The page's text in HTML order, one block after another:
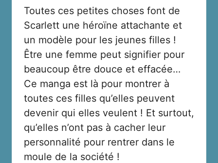
Toutes ces petites choses font de
Scarlett une héroïne attachante et
un modèle pour les jeunes filles !
Être une femme peut signifier pour
beaucoup être douce et effacée…
Ce manga est là pour montrer à
toutes ces filles qu’elles peuvent
devenir qui elles veulent ! Et surtout,
qu’elles n’ont pas à cacher leur
personnalité pour rentrer dans le
moule de la société !